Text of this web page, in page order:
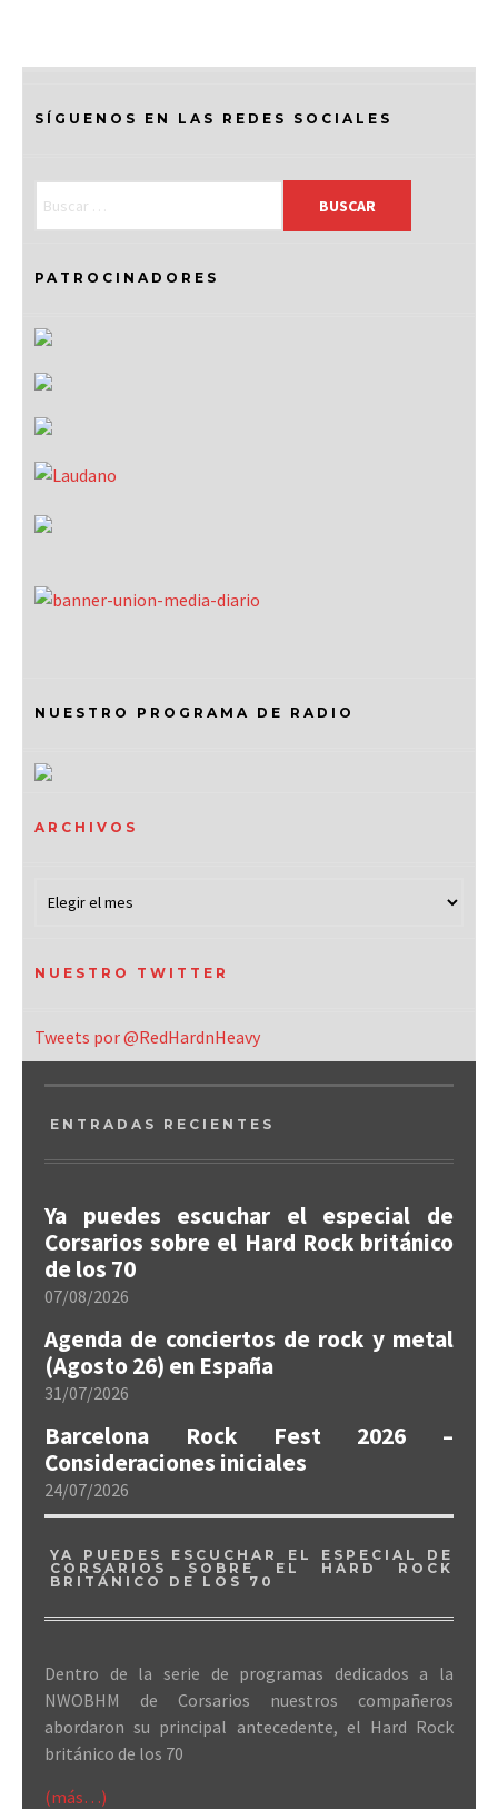
SÍGUENOS EN LAS REDES SOCIALES
PATROCINADORES
NUESTRO PROGRAMA DE RADIO
ARCHIVOS
NUESTRO TWITTER
Tweets por @RedHardnHeavy
ENTRADAS RECIENTES
Ya puedes escuchar el especial de
Corsarios sobre el Hard Rock británico
de los 70
07/08/2026
Agenda de conciertos de rock y metal
(Agosto 26) en España
31/07/2026
Barcelona Rock Fest 2026 –
Consideraciones iniciales
24/07/2026
YA PUEDES ESCUCHAR EL ESPECIAL DE
CORSARIOS SOBRE EL HARD ROCK
BRITÁNICO DE LOS 70
Dentro de la serie de programas dedicados a la
NWOBHM de Corsarios nuestros compañeros
abordaron su principal antecedente, el Hard Rock
británico de los 70
(más…)